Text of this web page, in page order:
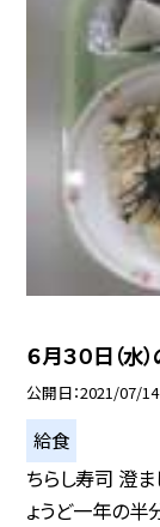
６月３０日（水
公開日 2021/07/14
給食
ちらし寿司 澄
ょうど一年の半